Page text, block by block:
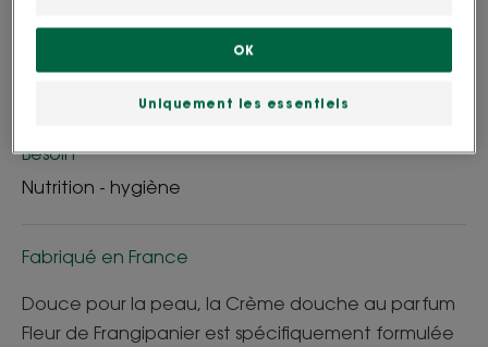
Besoin
Nutrition - hygiène
Fabriqué en France
Douce pour la peau, la Crème douche au parfum
Fleur de Frangipanier est spécifiquement formulée
Uniquement les essentiels
OK